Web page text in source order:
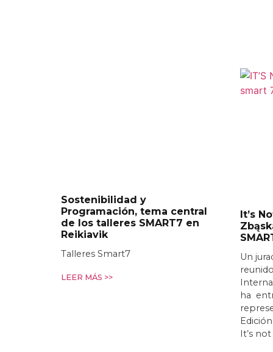
Sostenibilidad y
Programación, tema central
de los talleres SMART7 en
Reikiavik
Talleres Smart7
LEER MÁS >>
It’s
Un
ha
It’s